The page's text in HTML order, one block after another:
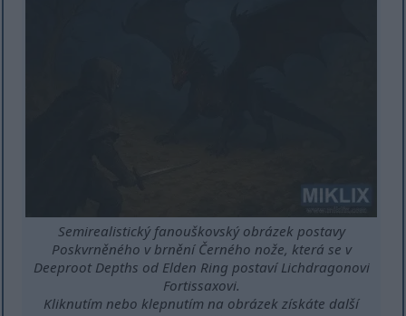
Semirealistický fanouškovský obrázek postavy
Poskvrněného v brnění Černého nože, která se v
Deeproot Depths od Elden Ring postaví Lichdragonovi
Fortissaxovi.
Kliknutím nebo klepnutím na obrázek získáte další